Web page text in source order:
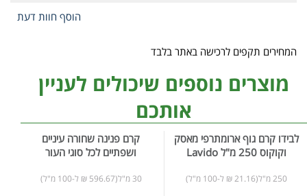
הוסף חוות דעת
המחירים תקפים לרכישה באתר בלבד
מוצרים נוספים שיכולים לעניין
אותכם
לבידו קרם גוף ארומתרפי מאסק
וקוקוס 250 מ"ל Lavido
250 מ"ל(21.16 ₪ ל-100 מ"ל)
קרם פנינה שחורה עיניים
ושפתיים לכל סוגי העור
30 מ"ל(596.67 ₪ ל-100 מ"ל)